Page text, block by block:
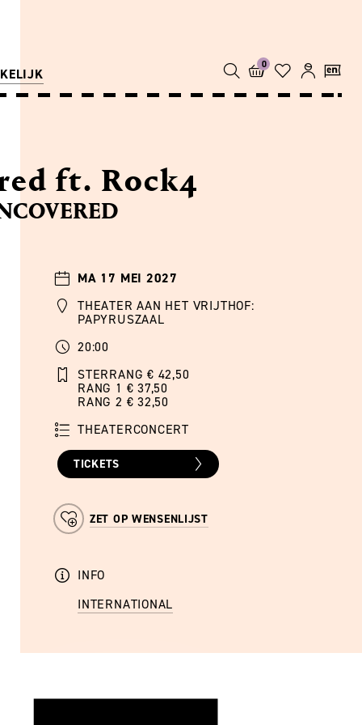
0
ft. Rock4
MA 17 MEI 2027
THEATER AAN HET VRIJTHOF:
PAPYRUSZAAL
20:00
STERRANG € 42,50
RANG 1 € 37,50
RANG 2 € 32,50
THEATERCONCERT
TICKETS
ZET OP WENSENLIJST
INFO
INTERNATIONAL